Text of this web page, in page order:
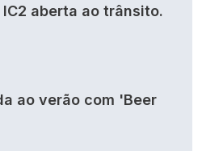
aberta ao trânsito.
ao verão com 'Beer